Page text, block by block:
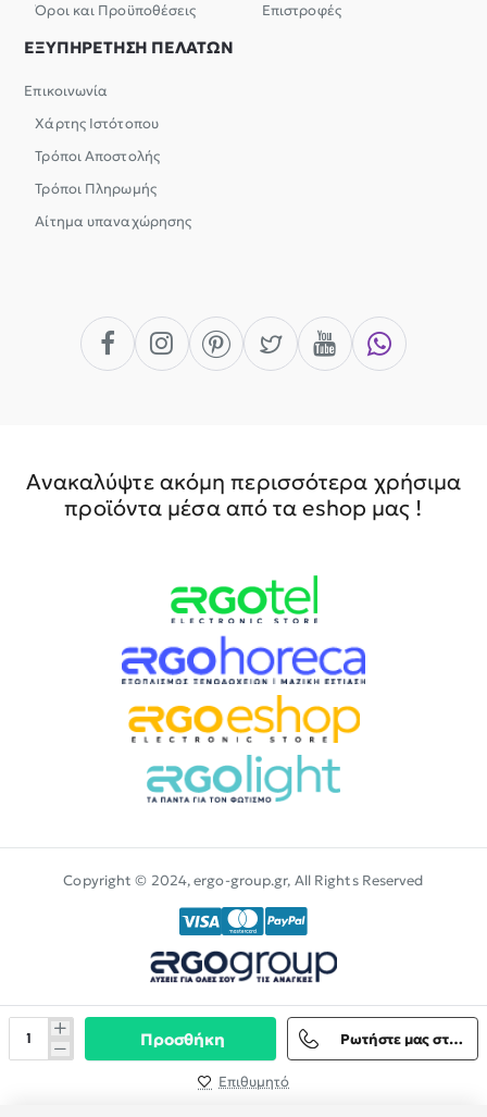
Προσθήκη Ρωτήστε μας στο Viber
Επιθυμητό
Όροι και Προϋποθέσεις
Επιστροφές
ΕΞΥΠΗΡΕΤΗΣΗ ΠΕΛΑΤΩΝ
Επικοινωνία
Χάρτης Ιστότοπου
Τρόποι Αποστολής
Τρόποι Πληρωμής
Αίτημα υπαναχώρησης
Ανακαλύψτε ακόμη περισσότερα χρήσιμα
προϊόντα μέσα από τα eshop μας !
Copyright © 2024, ergo-group.gr, All Rights Reserved